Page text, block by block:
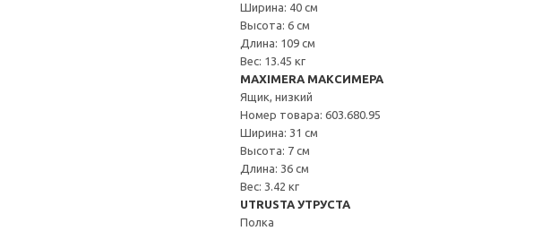
Ширина: 40 см
Высота: 6 см
Длина: 109 см
Вес: 13.45 кг
MAXIMERA МАКСИМЕРА
Ящик, низкий
Номер товара: 603.680.95
Ширина: 31 см
Высота: 7 см
Длина: 36 см
Вес: 3.42 кг
UTRUSTA УТРУСТА
Полка